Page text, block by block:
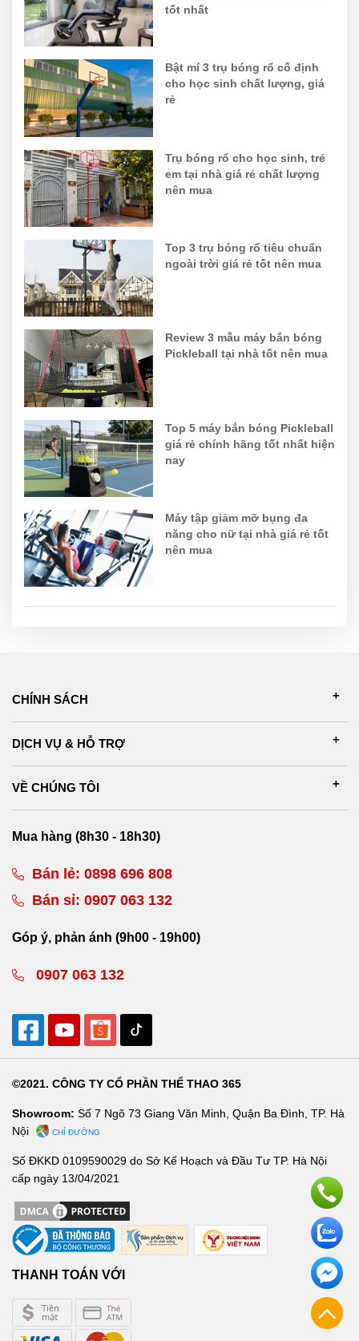
tốt nhất
Bật mí 3 trụ bóng rổ cố định
cho học sinh chất lượng, giá
rẻ
Trụ bóng rổ cho học sinh, trẻ
em tại nhà giá rẻ chất lượng
nên mua
Top 3 trụ bóng rổ tiêu chuẩn
ngoài trời giá rẻ tốt nên mua
Review 3 mẫu máy bắn bóng
Pickleball tại nhà tốt nên mua
Top 5 máy bắn bóng Pickleball
giá rẻ chính hãng tốt nhất hiện
nay
Máy tập giảm mỡ bụng đa
năng cho nữ tại nhà giá rẻ tốt
nên mua
CHÍNH SÁCH
DỊCH VỤ & HỖ TRỢ
VỀ CHÚNG TÔI
Mua hàng (8h30 - 18h30)
Bán lẻ: 0898 696 808
Bán sỉ: 0907 063 132
Góp ý, phản ánh (9h00 - 19h00)
0907 063 132
©2021. CÔNG TY CỔ PHẦN THỂ THAO 365
Showroom: Số 7 Ngõ 73 Giang Văn Minh, Quận Ba Đình, TP. Hà
Nội
CHỈ ĐƯỜNG
Số ĐKKD 0109590029 do Sở Kế Hoạch và Đầu Tư TP. Hà Nội
cấp ngày 13/04/2021
THANH TOÁN VỚI